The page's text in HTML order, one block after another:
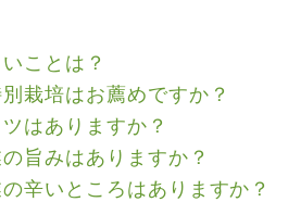
ことは？
栽培はお薦めですか？
はありますか？
旨みはありますか？
辛いところはありますか？